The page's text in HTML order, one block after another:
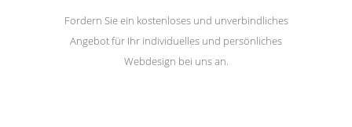
Fordern Sie ein kostenloses und unverbindliches
Angebot für Ihr individuelles und persönliches
Webdesign bei uns an.